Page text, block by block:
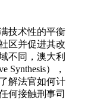
技术性的平衡
区并促进其改
不同，澳大利
Synthesis），
解法官如何计
何接触刑事司